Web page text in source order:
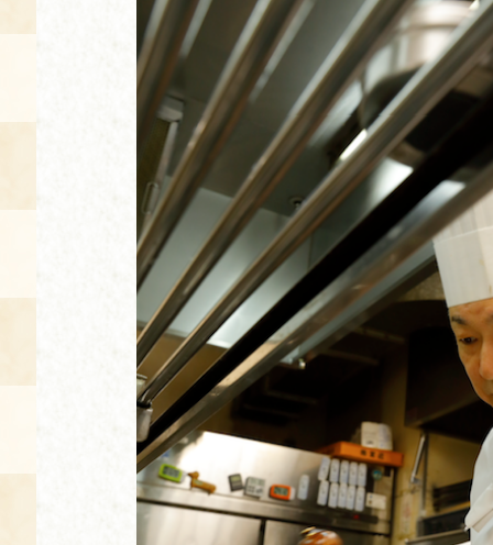
FAQ
キャンセル・ご変更
食の海援隊・陸援隊 会員限定
展示室のご紹介
お土産コーナー
レンタル
備品リスト
空き状況・ご予約
使用料・お支払い方法
団体向け見学・体験
食の語り部の部屋
展示見学
講演会付き料理教室